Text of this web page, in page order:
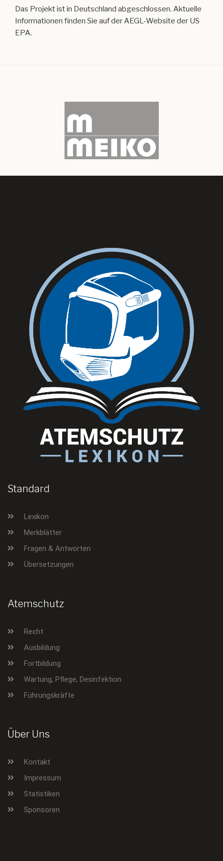
Das Projekt ist in Deutschland abgeschlossen. Aktuelle
Informationen finden Sie auf der AEGL-Website der US
EPA.
Standard
Lexikon
Merkblätter
Fragen & Antworten
Übersetzungen
Atemschutz
Recht
Ausbildung
Fortbildung
Wartung, Pflege, Desinfektion
Führungskräfte
Über Uns
Kontakt
Impressum
Statistiken
Sponsoren